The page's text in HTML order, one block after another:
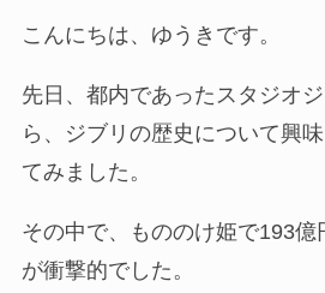
こんにちは、ゆうきです。
先日、都内であったスタジオ
ら、ジブリの歴史について興
てみました。
その中で、もののけ姫で193億
が衝撃的でした。